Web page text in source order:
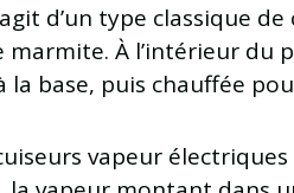
d’un type classique
À l’intérieur
la base, puis chauffée
vapeur